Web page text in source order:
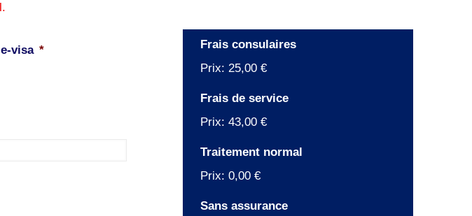
Frais consulaires
Prix: 25,00 €
Frais de service
Prix: 43,00 €
Traitement normal
Prix: 0,00 €
Sans assurance
visa *